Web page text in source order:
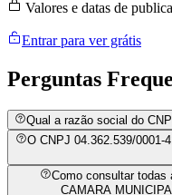
Valores e datas de
Entrar para ver grátis
Perguntas
Qual a razão social do
O CNPJ 04.362.539/0001-
Como consultar
CAMARA